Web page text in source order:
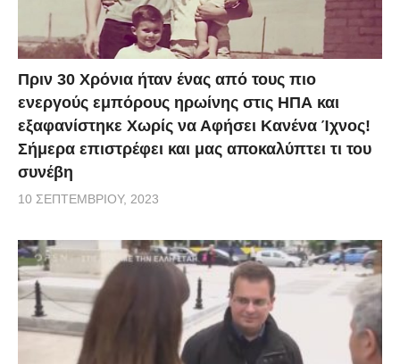
Πριν 30 Χρόνια ήταν ένας από τους πιο
ενεργούς εμπόρους ηρωίνης στις ΗΠΑ και
εξαφανίστηκε Χωρίς να Αφήσει Κανένα Ίχνος!
Σήμερα επιστρέφει και μας αποκαλύπτει τι του
συνέβη
10 ΣΕΠΤΕΜΒΡΊΟΥ, 2023